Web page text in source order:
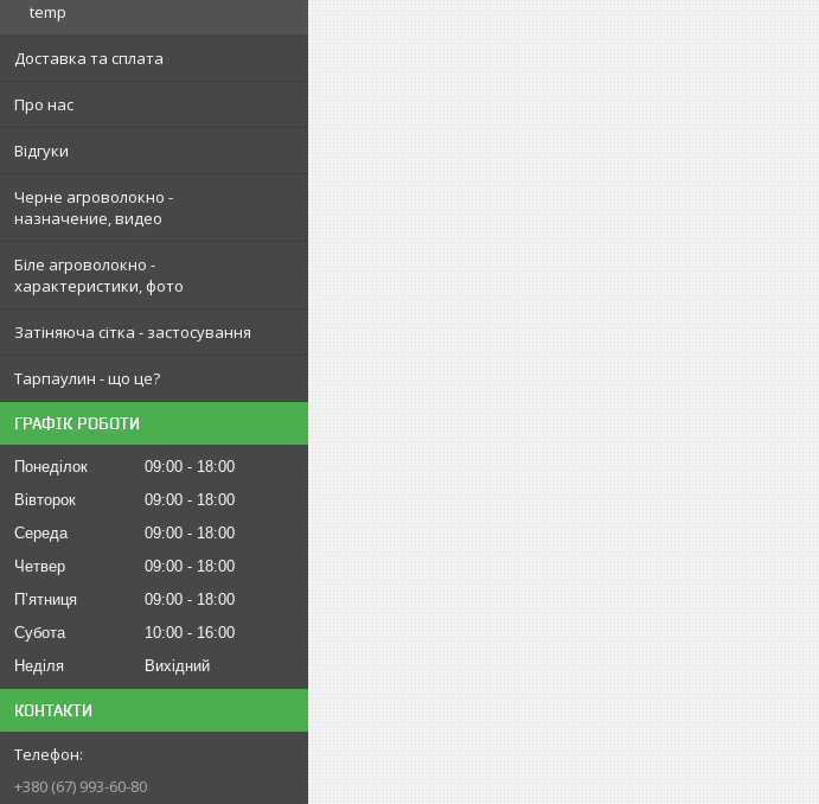
temp
Доставка та сплата
Про нас
Відгуки
Черне агроволокно -
назначение, видео
Біле агроволокно -
характеристики, фото
Затіняюча сітка - застосування
Тарпаулин - що це?
ГРАФІК РОБОТИ
Понеділок 09:00
18:00
Вівторок
09:00
18:00
Середа
09:00
18:00
Четвер
09:00
18:00
Пʼятниця
09:00
18:00
Субота
10:00
16:00
Неділя
Вихідний
КОНТАКТИ
+380 (67) 993-60-80